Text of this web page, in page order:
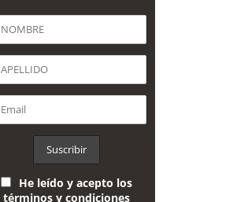
He leído y acepto los
términos y condiciones